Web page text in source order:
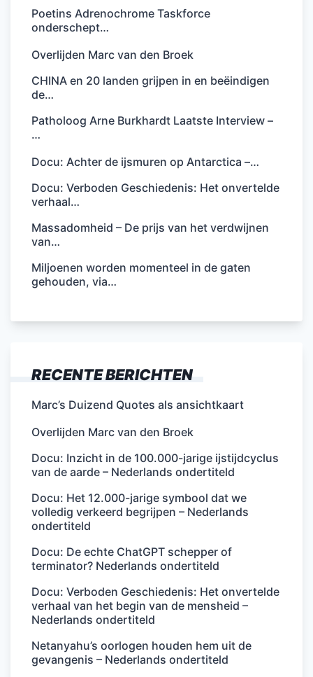
Poetins Adrenochrome Taskforce
onderschept…
Overlijden Marc van den Broek
CHINA en 20 landen grijpen in en beëindigen
de…
Patholoog Arne Burkhardt Laatste Interview –
…
Docu: Achter de ijsmuren op Antarctica –…
Docu: Verboden Geschiedenis: Het onvertelde
verhaal…
Massadomheid – De prijs van het verdwijnen
van…
Miljoenen worden momenteel in de gaten
gehouden, via…
RECENTE BERICHTEN
Marc’s Duizend Quotes als ansichtkaart
Overlijden Marc van den Broek
Docu: Inzicht in de 100.000-jarige ijstijdcyclus
van de aarde – Nederlands ondertiteld
Docu: Het 12.000-jarige symbool dat we
volledig verkeerd begrijpen – Nederlands
ondertiteld
Docu: De echte ChatGPT schepper of
terminator? Nederlands ondertiteld
Docu: Verboden Geschiedenis: Het onvertelde
verhaal van het begin van de mensheid –
Nederlands ondertiteld
Netanyahu’s oorlogen houden hem uit de
gevangenis – Nederlands ondertiteld